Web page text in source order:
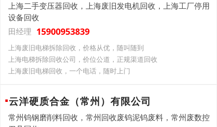
上海二手变压器回收，上海废旧发电机回收，上海工厂停用
设备回收
田经理 15900953839
上海废旧电梯拆除回收，价格从优，随叫随到
上海电梯拆除回收公司，价位公道，正规渠道回收
上海废旧电梯回收，一个电话，随时上门
云洋硬质合金（常州）有限公司
常州钨钢磨削料回收，常州回收废钨泥钨废料，常州废数控